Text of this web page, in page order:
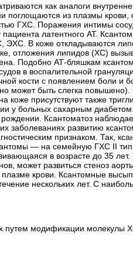
как аналоги
из плазмы крови,
ГХС. Поражения интимы
латентного АТ.
ЭХС. В коже откладываются
отложения липидов (ХС)
Подобно АТ-бляшкам
в воспалительной
кости с появлением боли и
может быть слегка
коже присутствуют также
у больных сахарным
Ксантоматоз
заболеваниях развитию
признаком. Так,
— на семейную ГХС II
в возрасте до 35 лет.
может развиться стеноз
крови. Ксантомные
нескольких лет. С
путем модификации молекулы